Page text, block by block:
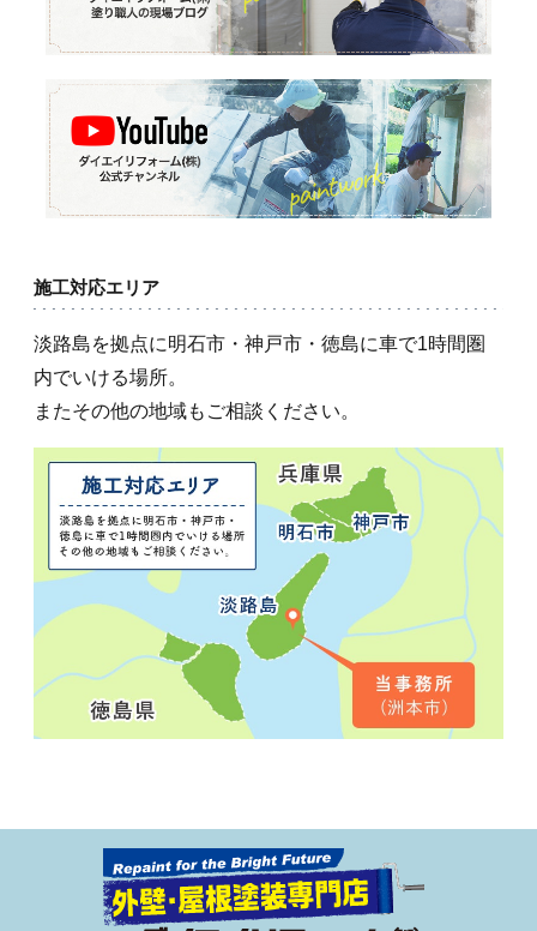
施工対応エリア
淡路島を拠点に明石市・神戸市・徳島に車で1時間圏
内でいける場所。
またその他の地域もご相談ください。